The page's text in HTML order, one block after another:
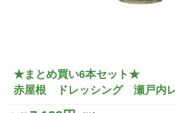
★まとめ買い6本セット★
赤屋根 ドレッシング 瀬戸内